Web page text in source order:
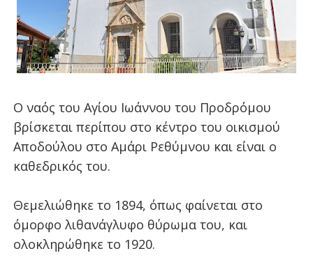
Ο ναός του Αγίου Ιωάννου του Προδρόμου
βρίσκεται περίπου στο κέντρο του οικισμού
Αποδούλου στο Αμάρι Ρεθύμνου και είναι ο
καθεδρικός του.
Θεμελιώθηκε το 1894, όπως φαίνεται στο
όμορφο λιθανάγλυφο θύρωμα του, και
ολοκληρώθηκε το 1920.